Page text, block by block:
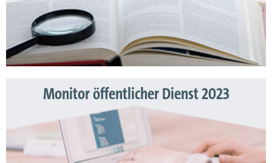
Monitor öffentlicher Dienst 2023